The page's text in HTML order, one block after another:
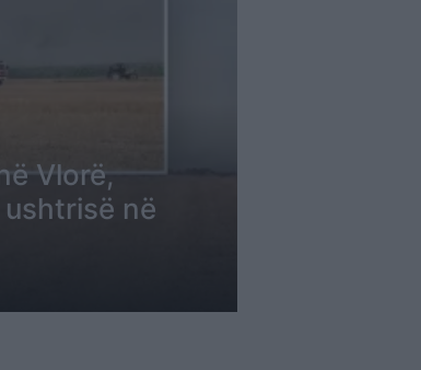
Vlorë,
në